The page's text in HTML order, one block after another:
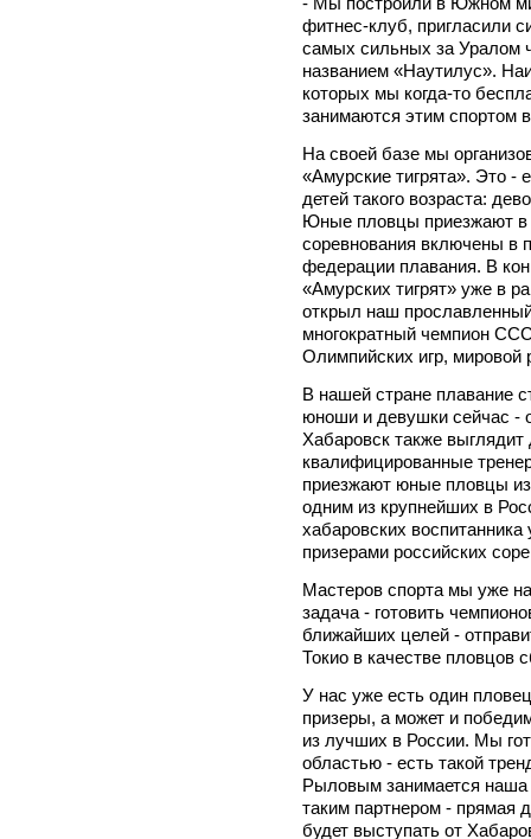
фитнес-клуб, пригласили
самых сильных за Уралом
названием «Наутилус».
которых мы когда-то
занимаются этим спортом
На своей базе мы
«Амурские тигрята». Это -
детей такого возраста:
Юные пловцы приезжают в
соревнования включены в
федерации плавания. В
«Амурских тигрят» уже в
открыл наш
многократный чемпион
Олимпийских игр, мировой
В нашей стране плавание
юноши и девушки сейчас -
Хабаровск также
квалифицированные
приезжают юные пловцы
одним из крупнейших в
хабаровских
призерами российских
Мастеров спорта мы уже
задача - готовить
ближайших целей -
Токио в качестве пловцов
У нас уже есть один
призеры, а может и
из лучших в России. Мы
областью - есть такой
Рыловым занимается наша
таким партнером - прямая
будет выступать от